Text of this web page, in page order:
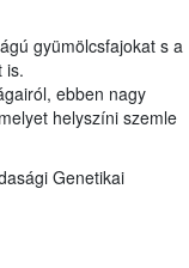
gyümölcsfajokat s a
is.
ebben nagy
helyszíni szemle
Genetikai